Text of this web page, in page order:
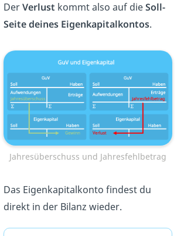
DerVerlust kommt also auf dieSoll-
Seite deines Eigenkapitalkontos.
Jahresüberschuss und Jahresfehlbetrag
Das Eigenkapitalkonto findest du
direkt in der Bilanz wieder.